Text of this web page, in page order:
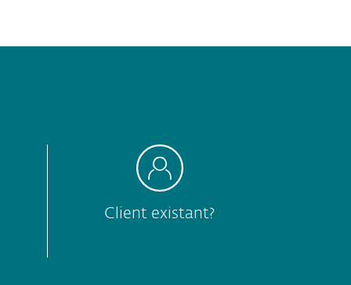
Client existant?